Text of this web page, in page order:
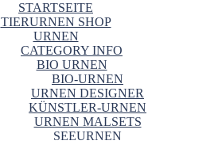
STARTSEITE
TIERURNEN SHOP
URNEN
CATEGORY INFO
BIO URNEN
BIO-URNEN
URNEN DESIGNER
KÜNSTLER-URNEN
URNEN MALSETS
SEEURNEN